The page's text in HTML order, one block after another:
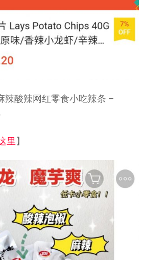
辣酸辣网红零食小吃辣条 –
里】